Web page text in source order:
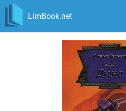
LimBook.net